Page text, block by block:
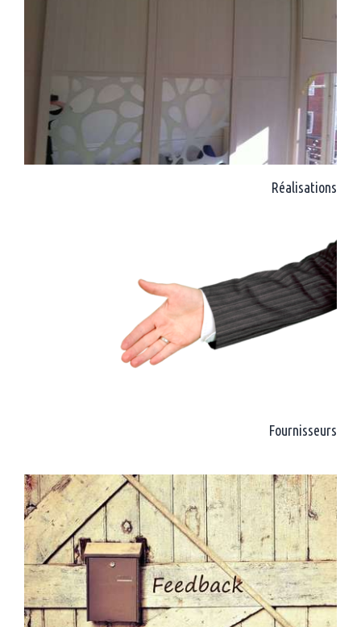
Réalisations
Fournisseurs